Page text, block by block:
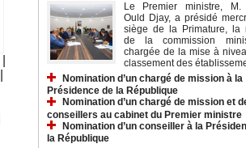
Le Premier ministre, M.
Ould Djay, a présidé
siège de la Primature, la
de la commission
chargée de la mise à
classement des
Nomination d’un chargé de mission à la
Présidence de la République
Nomination d’un chargé de mission et
conseillers au cabinet du Premier ministre
Nomination d’un conseiller à la
la République